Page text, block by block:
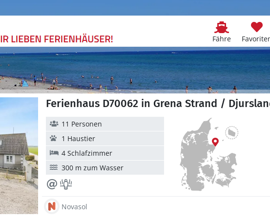
Fähre
Ferienhaus D70062 in Grena Strand /
11 Personen
1 Haustier
4 Schlafzimmer
300 m zum Wasser
Novasol